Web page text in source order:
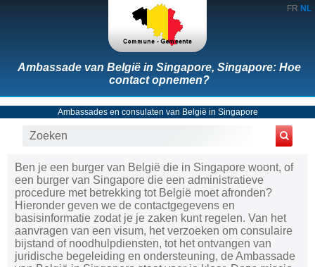
FR NL
Ambassade van België in Singapore, Singapore: Hoe
contact opnemen?
Ambassades en consulaten van België in Singapore
Ben je een burger van België die in Singapore woont, of
een burger van Singapore die een administratieve
procedure met betrekking tot België moet afronden?
Hieronder geven we de contactgegevens en
basisinformatie zodat je je zaken kunt regelen. Van het
aanvragen van een visum, het verzoeken om consulaire
bijstand of noodhulpdiensten, tot het ontvangen van
juridische begeleiding en ondersteuning, de Ambassade